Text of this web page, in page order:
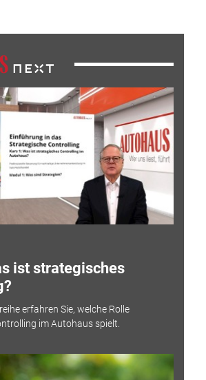
ist strategisches
erfahren Sie, welche Rolle
im Autohaus spielt.